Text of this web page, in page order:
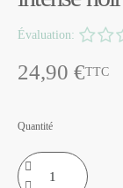
Évaluation:
24,90 €TTC
Quantité